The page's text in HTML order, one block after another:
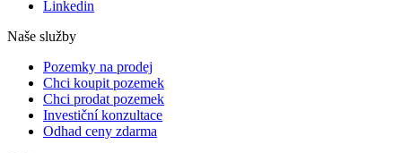
Linkedin
Naše služby
Pozemky na prodej
Chci koupit pozemek
Chci prodat pozemek
Investiční konzultace
Odhad ceny zdarma